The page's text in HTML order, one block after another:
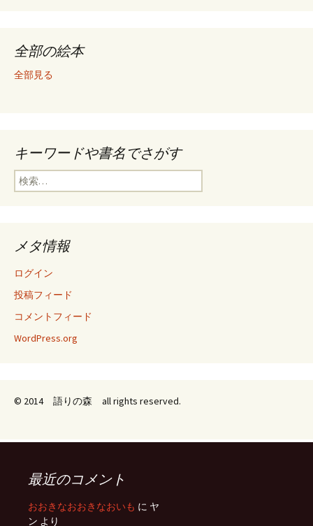
全部の絵本
全部見る
キーワードや書名でさがす
検
索
メタ情報
ログイン
投稿フィード
コメントフィード
WordPress.org
© 2014 語りの森 all rights reserved.
最近のコメント
おおきなおおきなおいも に ヤ
ン より